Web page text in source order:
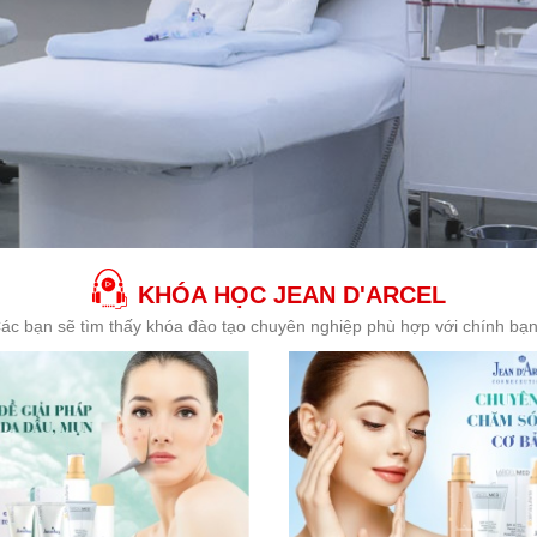
KHÓA HỌC JEAN D'ARCEL
bạn sẽ tìm thấy khóa đào tạo chuyên nghiệp phù hợp với chính